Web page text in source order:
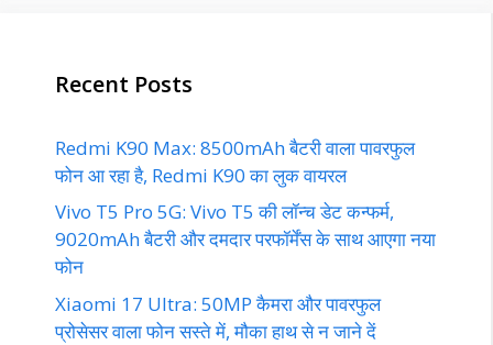
Recent Posts
Redmi K90 Max: 8500mAh बैटरी वाला पावरफुल
फोन आ रहा है, Redmi K90 का लुक वायरल
Vivo T5 Pro 5G: Vivo T5 की लॉन्च डेट कन्फर्म,
9020mAh बैटरी और दमदार परफॉर्मेंस के साथ आएगा नया
फोन
Xiaomi 17 Ultra: 50MP कैमरा और पावरफुल
प्रोसेसर वाला फोन सस्ते में, मौका हाथ से न जाने दें